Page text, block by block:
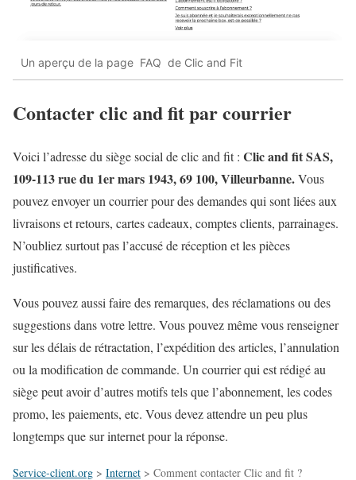
Un aperçu de la page FAQ de Clic and Fit
Contacter clic and fit par courrier
Voici l’adresse du siège social de clic and fit : Clic and fit SAS,
109-113 rue du 1er mars 1943, 69 100, Villeurbanne.Vous
pouvez envoyer un courrier pour des demandes qui sont liées aux
livraisons et retours, cartes cadeaux, comptes clients, parrainages.
N’oubliez surtout pas l’accusé de réception et les pièces
justificatives.
Vous pouvez aussi faire des remarques, des réclamations ou des
suggestions dans votre lettre. Vous pouvez même vous renseigner
sur les délais de rétractation, l’expédition des articles, l’annulation
ou la modification de commande. Un courrier qui est rédigé au
siège peut avoir d’autres motifs tels que l’abonnement, les codes
promo, les paiements, etc. Vous devez attendre un peu plus
longtemps que sur internet pour la réponse.
Service-client.org > Internet > Comment contacter Clic and fit ?